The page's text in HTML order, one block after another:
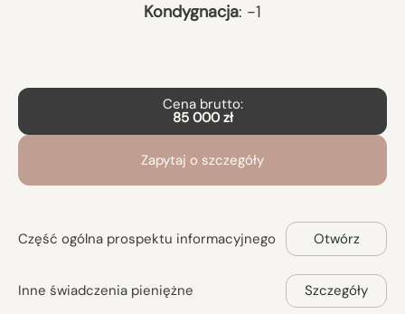
Kondygnacja: -1
Cena brutto:
85 000 zł
Zapytaj o szczegóły
Część ogólna prospektu informacyjnego Otwórz
Inne świadczenia pieniężne Szczegóły